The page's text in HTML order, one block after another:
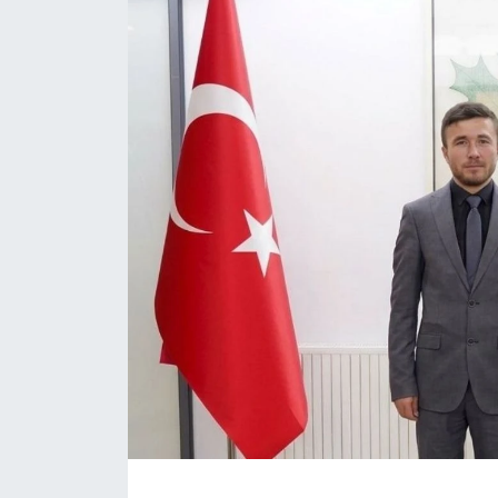
Daday Haberleri
Devrekani Haberleri
Doğanyurt Haberleri
Hanönü Haberleri
İhsangazi Haberleri
İnebolu Haberleri
Küre Haberleri